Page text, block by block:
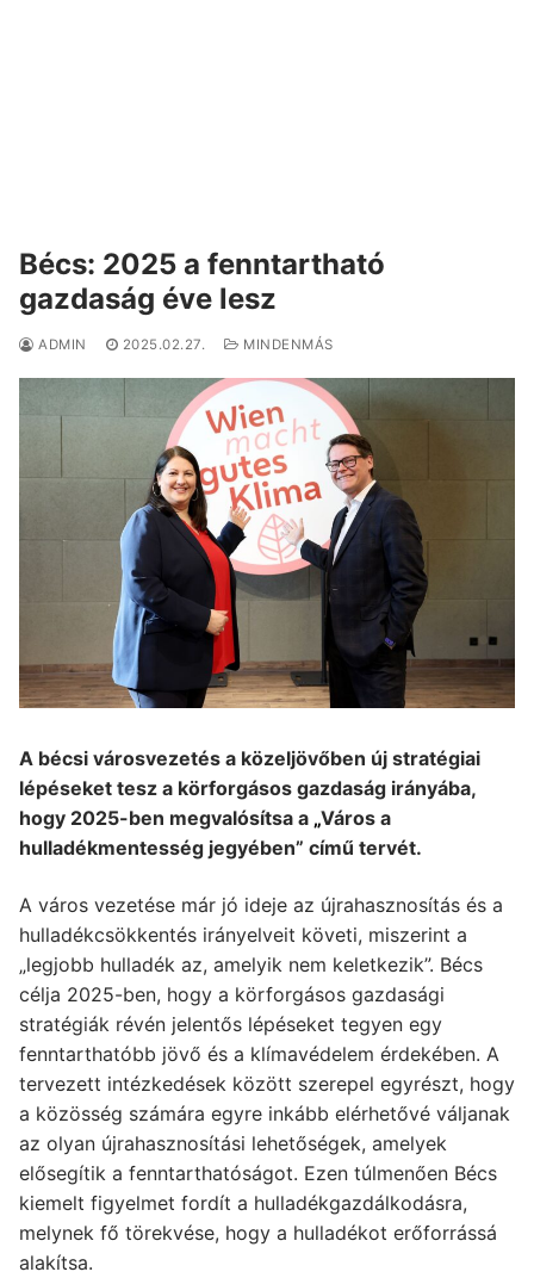
Bécs: 2025 a fenntartható
gazdaság éve lesz
ADMIN 2025.02.27. MINDENMÁS
A bécsi városvezetés a közeljövőben új stratégiai
lépéseket tesz a körforgásos gazdaság irányába,
hogy 2025-ben megvalósítsa a „Város a
hulladékmentesség jegyében” című tervét.
A város vezetése már jó ideje az újrahasznosítás és a
hulladékcsökkentés irányelveit követi, miszerint a
„legjobb hulladék az, amelyik nem keletkezik”. Bécs
célja 2025-ben, hogy a körforgásos gazdasági
stratégiák révén jelentős lépéseket tegyen egy
fenntarthatóbb jövő és a klímavédelem érdekében. A
tervezett intézkedések között szerepel egyrészt, hogy
a közösség számára egyre inkább elérhetővé váljanak
az olyan újrahasznosítási lehetőségek, amelyek
elősegítik a fenntarthatóságot. Ezen túlmenően Bécs
kiemelt figyelmet fordít a hulladékgazdálkodásra,
melynek fő törekvése, hogy a hulladékot erőforrássá
alakítsa.